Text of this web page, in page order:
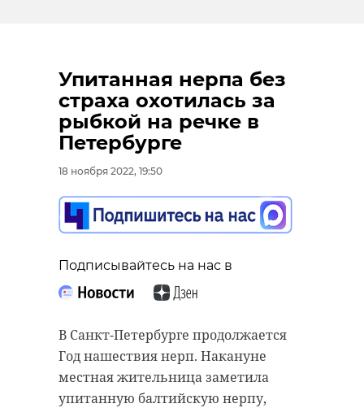
Упитанная нерпа без
страха охотилась за
рыбкой на речке в
Петербурге
18 ноября 2022, 19:50
Подписывайтесь на нас в
В Санкт-Петербурге продолжается
Год нашествия нерп. Накануне
местная жительница заметила
упитанную балтийскую нерпу,